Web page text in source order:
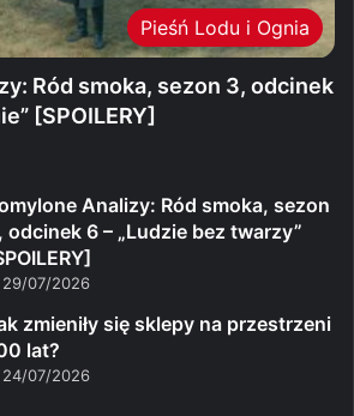
Pieśń Lodu i Ognia
Ród smoka, sezon 3, odcinek
[SPOILERY]
Analizy: Ród smoka, sezon
odcinek 6 – „Ludzie bez twarzy”
29/07/2026
zmieniły się sklepy na przestrzeni
lat?
24/07/2026